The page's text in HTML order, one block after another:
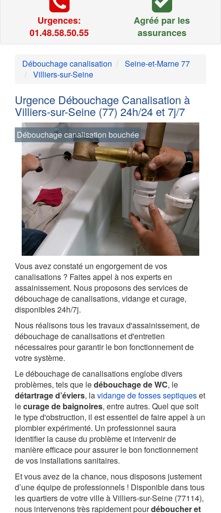
Urgences:
01.48.58.50.55
Agréé par les
assurances
Débouchage canalisation
Seine-et-Marne 77
Villiers-sur-Seine
Urgence Débouchage Canalisation à
Villiers-sur-Seine (77) 24h/24 et 7j/7
Débouchage canalisation bouchée
Vous avez constaté un engorgement de vos
canalisations ? Faites appel à nos experts en
assainissement. Nous proposons des services de
débouchage de canalisations, vidange et curage,
disponibles 24h/7j.
Nous réalisons tous les travaux d'assainissement, de
débouchage de canalisations et d'entretien
nécessaires pour garantir le bon fonctionnement de
votre système.
Le débouchage de canalisations englobe divers
problèmes, tels que ledébouchage de WC, le
détartrage d’éviers, lavidange de fosses septiqueset
lecurage de baignoires, entre autres. Quel que soit
le type d'obstruction, il est essentiel de faire appel à un
plombier expérimenté. Un professionnel saura
identifier la cause du problème et intervenir de
manière efficace pour assurer le bon fonctionnement
de vos installations sanitaires.
Et vous avez de la chance, nous disposons justement
d’une équipe de professionnels ! Disponible dans tous
les quartiers de votre ville à Villiers-sur-Seine (77114),
nous intervenons très rapidement pourdéboucher et